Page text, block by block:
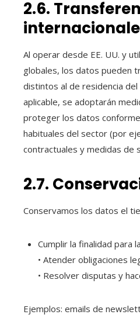
2.6.
Al operar desde EE. UU. y
globales, los datos pueden
distintos al de residencia del
aplicable, se adoptarán
proteger los datos
habituales del sector (por
contractuales y medidas de
2.7.
Conservamos los datos el
Cumplir la finalidad para
• Atender obligaciones
• Resolver disputas y
Ejemplos: emails de